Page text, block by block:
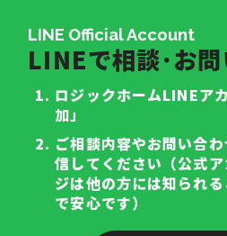
LINE Official Account
LINEで相談･お
ロジックホームLINEア
加」
ご相談内容やお問い合
信してください（公式
ジは他の方には知られ
で安心です）